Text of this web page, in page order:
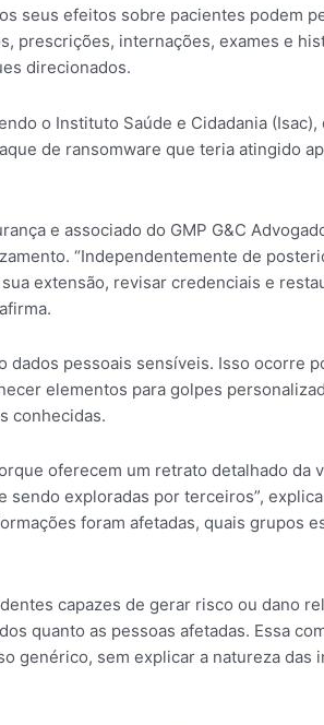
seus efeitos sobre pacientes podem
prescrições, internações, exames e
direcionados.
o Instituto Saúde e Cidadania
de ransomware que teria atingido
e associado do GMP G&C
“Independentemente de
extensão, revisar credenciais e
pessoais sensíveis. Isso ocorre
elementos para golpes
conhecidas.
oferecem um retrato detalhado da
exploradas por terceiros”,
foram afetadas, quais grupos
capazes de gerar risco ou dano
quanto as pessoas afetadas. Essa
genérico, sem explicar a natureza